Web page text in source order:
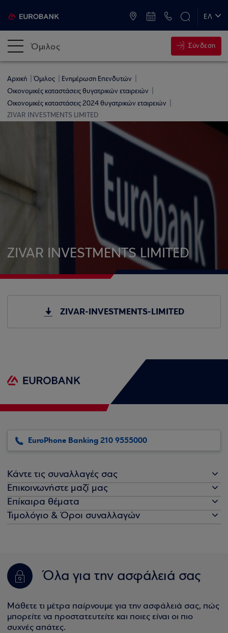
ΕΛ
Όμιλος Σύνδεση
Αρχική Όμιλος
Ενημέρωση Επενδυτών
Οικονομικές καταστάσεις θυγατρικών εταιρειών
Οικονομικές καταστάσεις 2024 θυγατρικών εταιρειών
ZIVAR INVESTMENTS LIMITED
ZIVAR INVESTMENTS LIMITED
ZIVAR-INVESTMENTS-LIMITED
EuroPhone Banking 210 9555000
Κάντε τις συναλλαγές σας
Επικοινωνήστε μαζί μας
Επίκαιρα θέματα
Τιμολόγιο & Όροι συναλλαγών
Όλα για την ασφάλειά σας
Μάθετε τι μέτρα παίρνουμε για την ασφάλειά σας, πώς
μπορείτε να προστατευτείτε και ποιες είναι οι πιο
συχνές απάτες.